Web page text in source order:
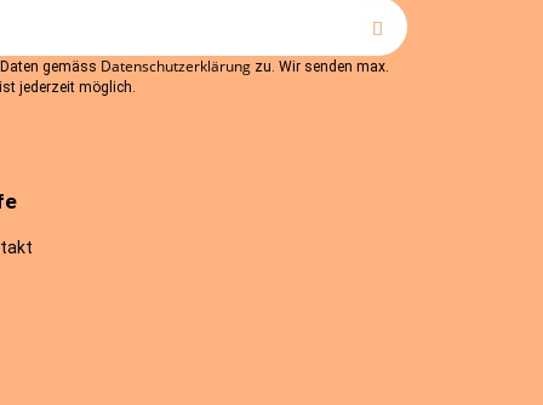
gemäss Datenschutzerklärung zu. Wir senden max.
jederzeit möglich.